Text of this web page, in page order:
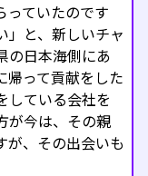
っていたのです
」と、新しいチャ
の日本海側にあ
帰って貢献をした
している会社を
が今は、その親
が、その出会いも